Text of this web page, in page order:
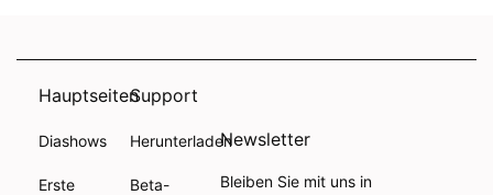
Hauptseiten
Diashows
Erste
Support
Herunterladen
Beta-
Newsletter
Bleiben Sie mit uns in